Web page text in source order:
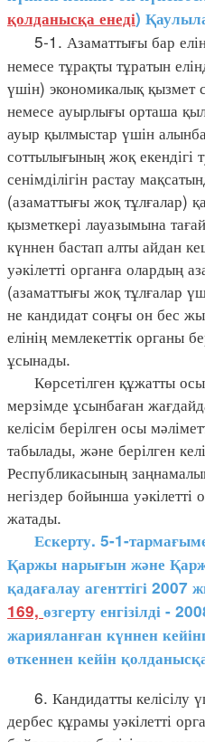
қолданысқа енеді)
5-1. Азаматтығы бар
немесе тұрақты тұратын
үшін) экономикалық қызмет
немесе ауырлығы орташа
ауыр қылмыстар үшін
соттылығының жоқ екендігі
сенімділігін растау
(азаматтығы жоқ
қызметкері лауазымына
күннен бастап алты айдан
уәкілетті органға олардың
(азаматтығы жоқ тұлғалар
не кандидат соңғы он бес
елінің мемлекеттік органы
ұсынады.
Көрсетілген құжатты осы
мерзімде ұсынбаған
келісім берілген осы
табылады, және берілген
Республикасының
негіздер бойынша уәкілетті
жатады.
Ескерту. 5-1-
Қаржы нарығын және
қадағалау агенттігі
169, өзгерту енгізілді -
жарияланған күннен
өткеннен кейін
6. Кандидатты келісілу
дербес құрамы уәкілетті